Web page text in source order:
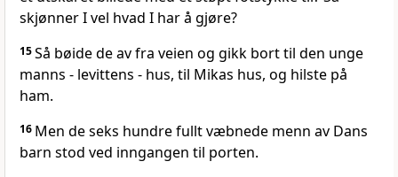
skjønner I vel hvad I har å gjøre?
15Så bøide de av fra veien og gikk bort til den unge
manns - levittens - hus, til Mikas hus, og hilste på
ham.
16 Men de seks hundre fullt væbnede menn av Dans
barn stod ved inngangen til porten.